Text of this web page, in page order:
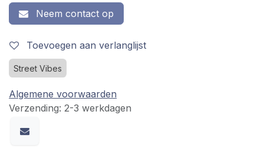
Neem contact op
Toevoegen aan verlanglijst
Street Vibes
Algemene voorwaarden
Verzending: 2-3 werkdagen